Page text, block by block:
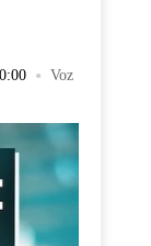
• Voz